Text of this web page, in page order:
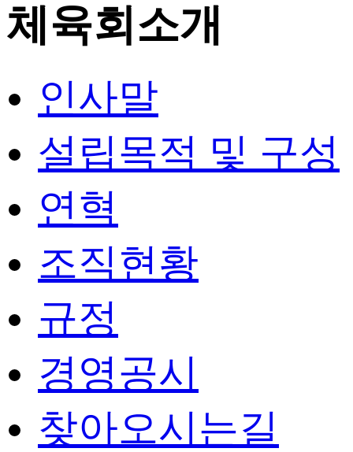
체육회소개
인사말
설립목적 및 구성
연혁
조직현황
규정
경영공시
찾아오시는길